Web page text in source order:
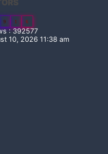
9 1 6
: 392577
10, 2026 11:38 am